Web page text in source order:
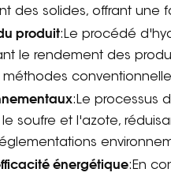
des solides, offrant une
produit:Le procédé
le rendement des
:Le processus
soufre et l'azote,
énergétique:En